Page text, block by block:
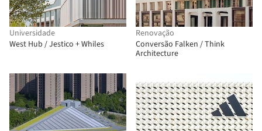
Universidade
West Hub / Jestico + Whiles
Renovação
Conversão Falken / Think
Architecture